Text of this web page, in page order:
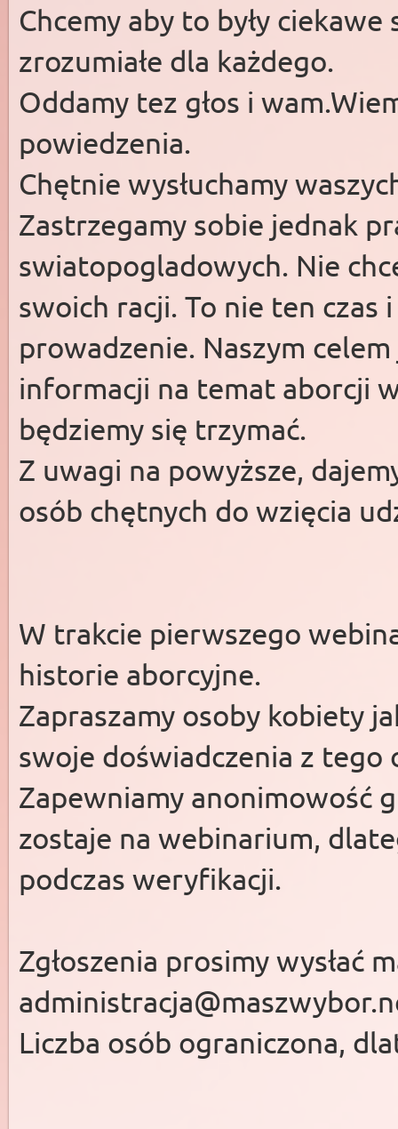
Chcemy aby to były
zrozumiałe dla każdego.
Oddamy tez głos i
powiedzenia.
Chętnie wysłuchamy
Zastrzegamy sobie jednak
swiatopogladowych. Nie
swoich racji. To nie ten czas
prowadzenie. Naszym
informacji na temat aborcji
będziemy się trzymać.
Z uwagi na powyższe,
osób chętnych do wzięcia
W trakcie pierwszego
historie aborcyjne.
Zapraszamy osoby kobiety
swoje doświadczenia z tego
Zapewniamy anonimowość
zostaje na webinarium,
podczas weryfikacji.
Zgłoszenia prosimy wysłać
Liczba osób ograniczona,